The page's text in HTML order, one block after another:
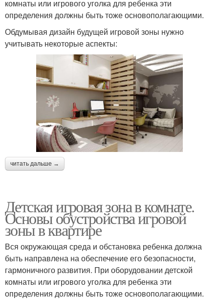
комнаты или игрового уголка для ребенка эти
определения должны быть тоже основополагающими.
Обдумывая дизайн будущей игровой зоны нужно
учитывать некоторые аспекты:
читать дальше →
Детская игровая зона в комнате.
Основы обустройства игровой
зоны в квартире
Вся окружающая среда и обстановка ребенка должна
быть направлена на обеспечение его безопасности,
гармоничного развития. При оборудовании детской
комнаты или игрового уголка для ребенка эти
определения должны быть тоже основополагающими.